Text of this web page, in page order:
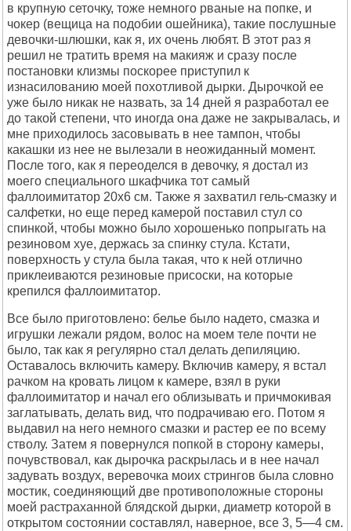
в крупную сеточку, тоже немного рваные на попке, и
чокер (вещица на подобии ошейника), такие послушные
девочки-шлюшки, как я, их очень любят. В этот раз я
решил не тратить время на макияж и сразу после
постановки клизмы поскорее приступил к
изнасилованию моей похотливой дырки. Дырочкой ее
уже было никак не назвать, за 14 дней я разработал ее
до такой степени, что иногда она даже не закрывалась, и
мне приходилось засовывать в нее тампон, чтобы
какашки из нее не вылезали в неожиданный момент.
После того, как я переоделся в девочку, я достал из
моего специального шкафчика тот самый
фаллоимитатор 20х6 см. Также я захватил гель-смазку и
салфетки, но еще перед камерой поставил стул со
спинкой, чтобы можно было хорошенько попрыгать на
резиновом хуе, держась за спинку стула. Кстати,
поверхность у стула была такая, что к ней отлично
приклеиваются резиновые присоски, на которые
крепился фаллоимитатор.
Все было приготовлено: белье было надето, смазка и
игрушки лежали рядом, волос на моем теле почти не
было, так как я регулярно стал делать депиляцию.
Оставалось включить камеру. Включив камеру, я встал
рачком на кровать лицом к камере, взял в руки
фаллоимитатор и начал его облизывать и причмокивая
заглатывать, делать вид, что подрачиваю его. Потом я
выдавил на него немного смазки и растер ее по всему
стволу. Затем я повернулся попкой в сторону камеры,
почувствовал, как дырочка раскрылась и в нее начал
задувать воздух, веревочка моих стрингов была словно
мостик, соединяющий две противоположные стороны
моей растраханной блядской дырки, диаметр которой в
открытом состоянии составлял, наверное, все 3, 5—4 см.